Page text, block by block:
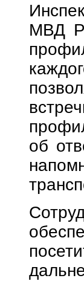
МВД
об